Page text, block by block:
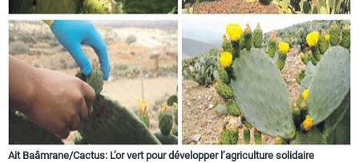
Circuits touristiques
Tourisme
Régions
Ait Baâmrane/Cactus: L’or vert pour développer l’agriculture solidaire